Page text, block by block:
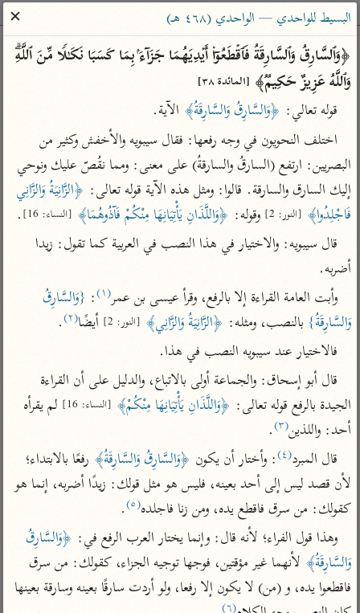
ساهم معنا في نشر القرآن والعلم الشرعي
الباحث القرآني
بحث تفسير علوم
Type 2 or more characters for results.
Type 1 or more
characters for results.
أمّهات
تفسير الطبري
تفسير ابن كثير
تفسير القرطبي
تفسير البغوي
جمع الأقوال
تفسير ابن الجوزي
تفسير الماوردي
منتقاة
تفسير ابن القيم
تفسير ابن تيمية
عامّة
تفسير السمعاني
عامّة
فتح البيان للقنوجي
فتح القدير للشوكاني
تفسير ابن جزي
موسوعات
تفسير الآلوسي
تفسير الرازي
أخرى
أضواء البيان
نظم الدرر للبقاعي
لغة وبلاغة
التحرير والتنوير
المحرر الوجيز لابن
معاصرة
المختصر في
تفسير السعدي
أيسر التفاسير
تفسير ابن عثيمين
مركَّزة العبارة
تفسير الجلالين
جامع البيان للإيجي
تفسير البيضاوي
تفسير النسفي
الوجيز للواحدي
البسيط للواحدي — الواحدي (٤٦٨ هـ)
✕
وَٱللَّهُ عَزِیزٌ حَكِیمࣱ﴾ [المائدة ٣٨]
قوله تعالي: ﴿وَالسَّارِقُ وَالسَّارِقَةُ﴾ الآية.
إليك السارق والسارقة. قالوا: ومثل هذه الآية قوله تعالى:
فَاجْلِدُوا﴾ [النور: 2] وقوله: ﴿وَاللَّذَانِ يَأْتِيَانِهَا مِنْكُمْ فَآذُوهُمَا﴾ [النساء: 16]
.
أضربه.
وأبت العامة القراءة إلا بالرفع، وقرأ عيسى بن عمر(١) :
وَالسَّارِقَةُ} بالنصب، ومثله: ﴿الزَّانِيَةُ وَالزَّانِي﴾ [النور: 2] أيضًا(٢) .
فالاختيار عند سيبويه النصب في هذا.
الجيدة بالرفع قوله تعالى: ﴿وَاللَّذَانِ يَأْتِيَانِهَا مِنْكُمْ﴾ [النساء: 16]
أحد: واللذين(٣) .
قال المبرد(٤) : وأختار أن يكون ﴿وَالسَّارِقُ وَالسَّارِقَةُ﴾
لأن قصد ليس إلى أحد بعينه، فليس هو مثل قولك: زيدًا أضربه، إنما هو
كقولك: من سرق فاقطع يده، ومن زنا فاجلده(٥) .
وهذا قول الفراء؛ لأنه قال: وإنما يختار العرب الرفع في:
وَالسَّارِقَةُ﴾
(٦)